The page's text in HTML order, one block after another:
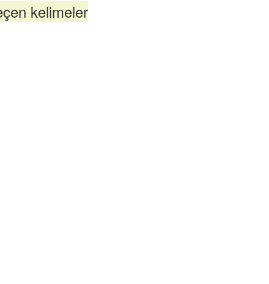
kelimeler